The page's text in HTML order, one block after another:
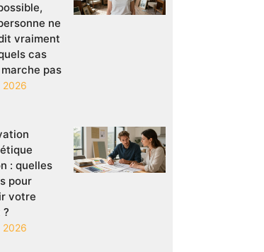
ne
vraiment
cas
pas
2026
: quelles
pour
votre
?
2026